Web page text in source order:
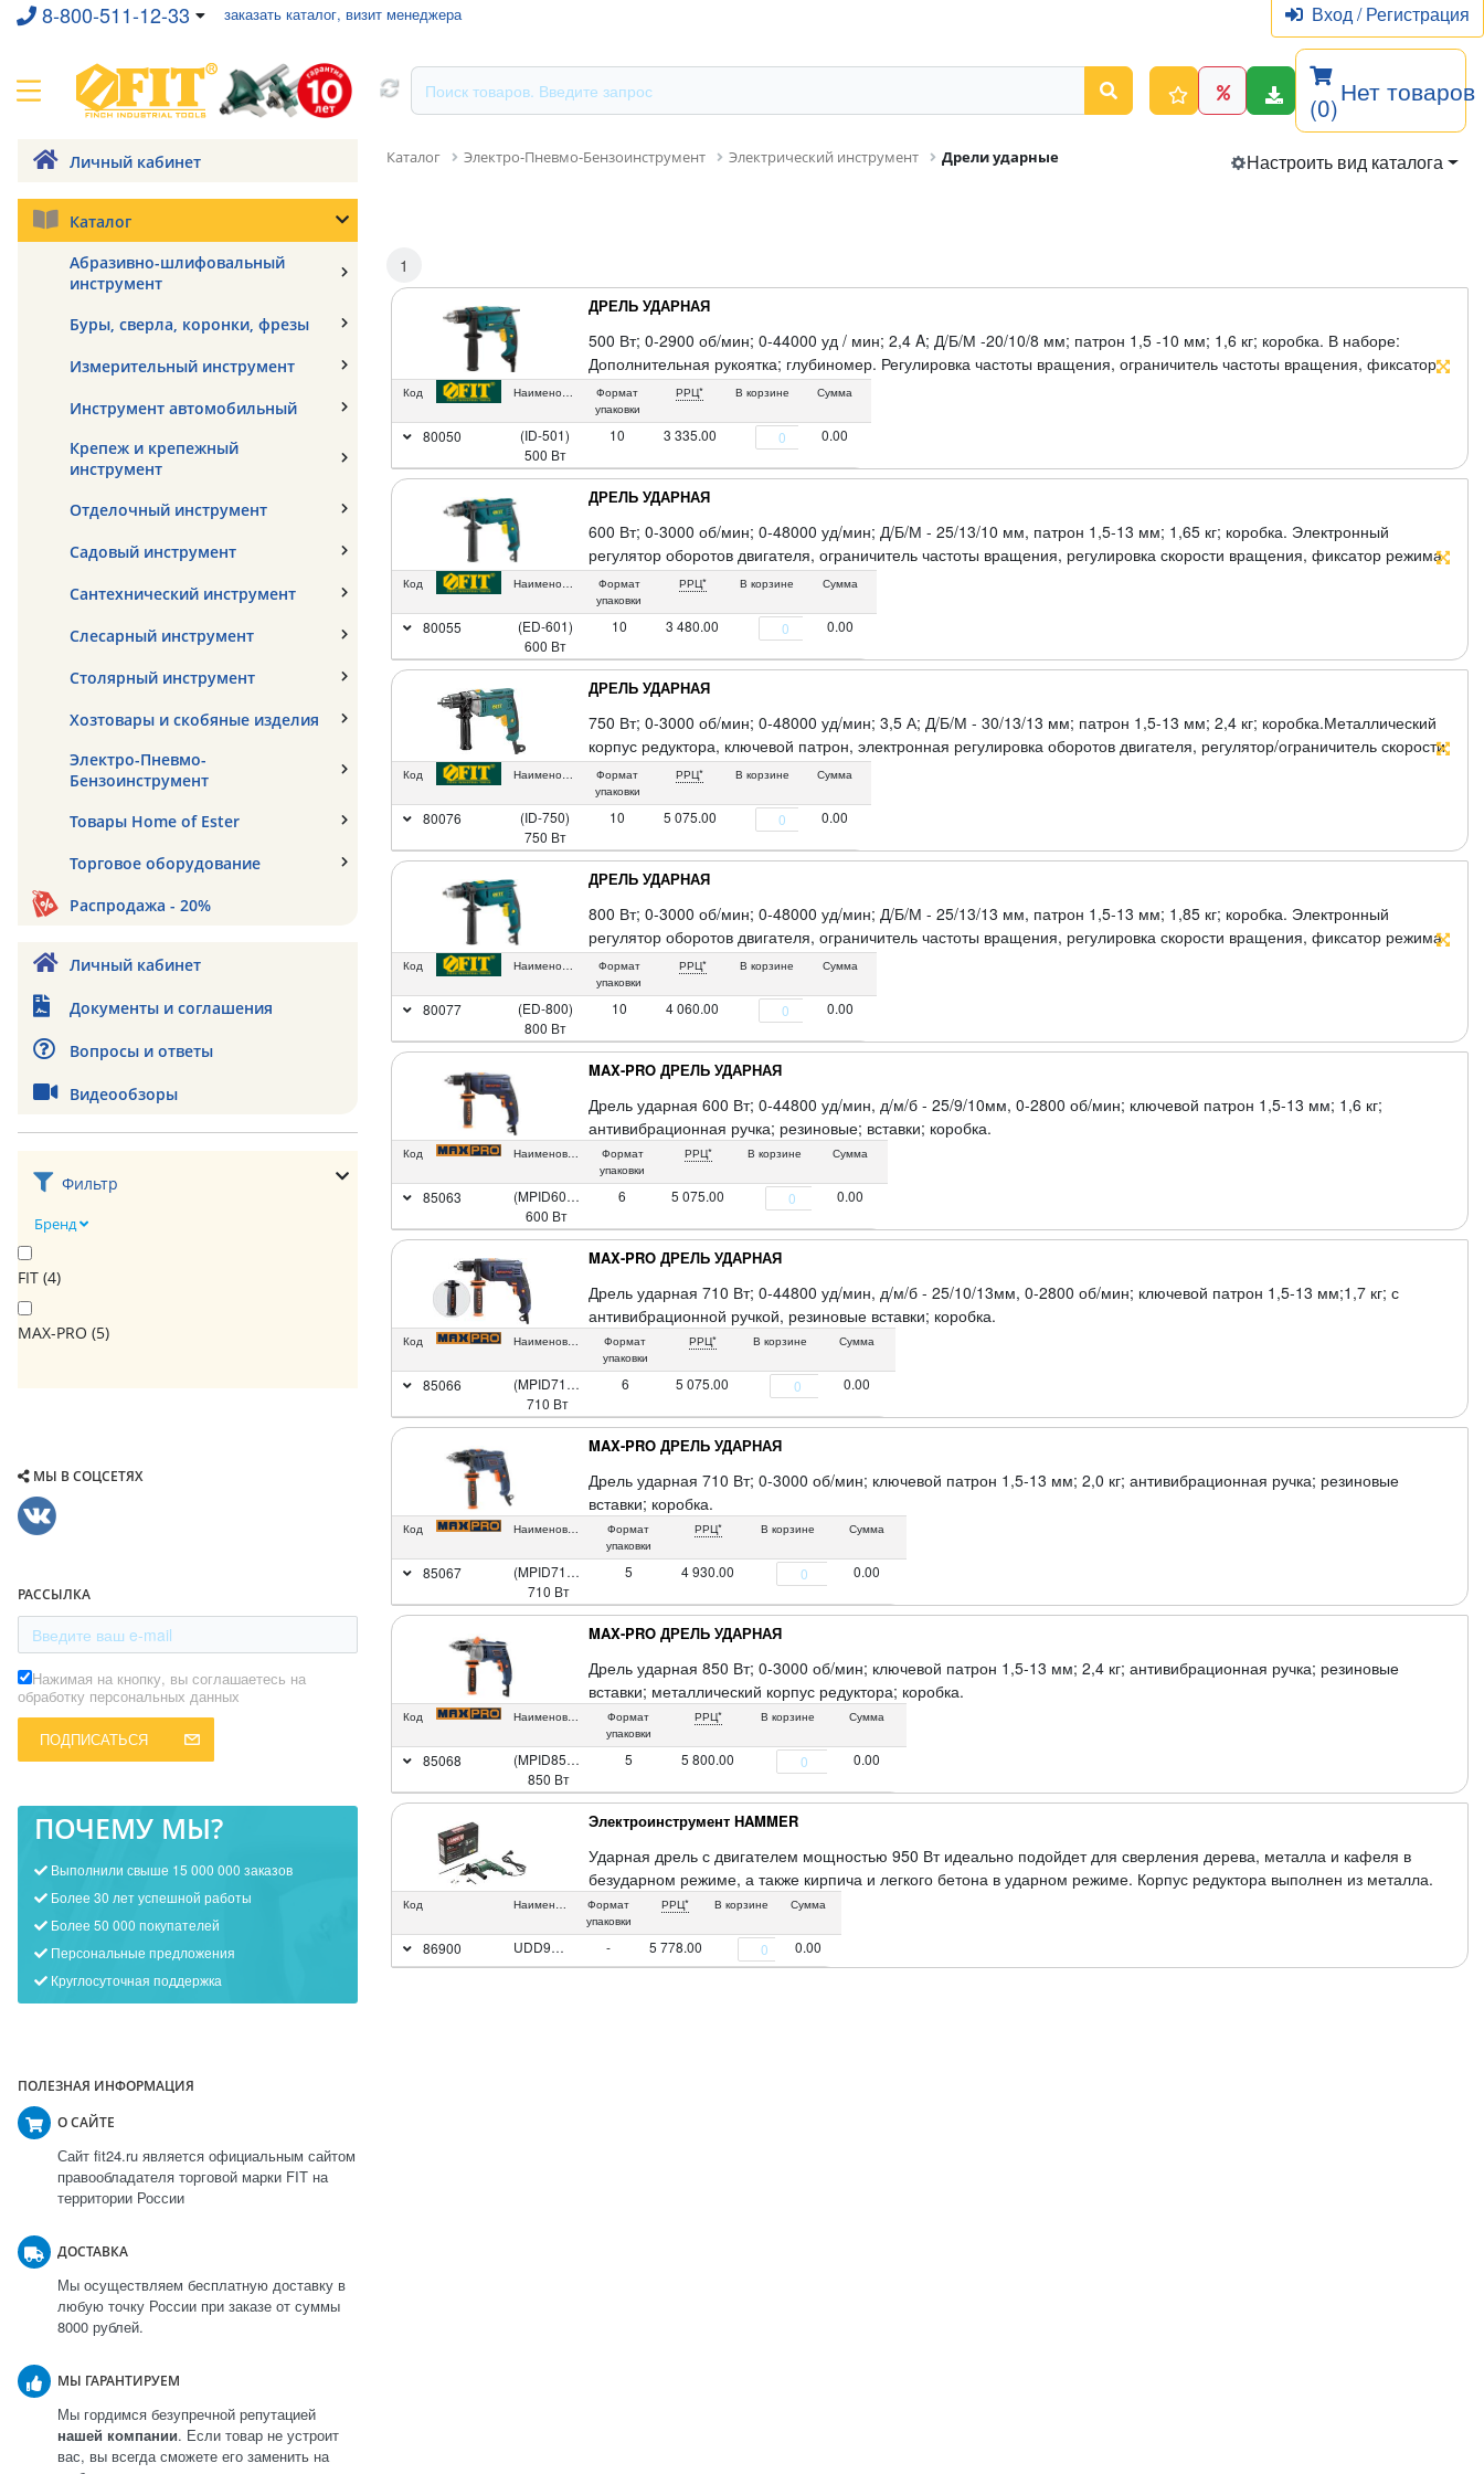
8-800-511-12-33 заказать каталог, визит менеджера Вход/Регистрация
(0)Нет товаров
Личный кабинет
Каталог
Абразивно-шлифовальный
инструмент
Буры, сверла, коронки, фрезы
Измерительный инструмент
Инструмент автомобильный
Крепеж и крепежный
инструмент
Отделочный инструмент
Садовый инструмент
Сантехнический инструмент
Слесарный инструмент
Столярный инструмент
Хозтовары и скобяные изделия
Электро-Пневмо-
Бензоинструмент
Товары Home of Ester
Торговое оборудование
Распродажа - 20%
Личный кабинет
Документы и соглашения
Вопросы и ответы
Видеообзоры
Фильтр
Бренд
FIT (4)
MAX-PRO (5)
МЫ В СОЦСЕТЯХ
РАССЫЛКА
Нажимая на кнопку, вы соглашаетесь на
обработку персональных данных
ПОДПИСАТЬСЯ
ПОЧЕМУ МЫ?
Выполнили свыше 15 000 000 заказов
Более 30 лет успешной работы
Более 50 000 покупателей
Персональные предложения
Круглосуточная поддержка
ПОЛЕЗНАЯ ИНФОРМАЦИЯ
О САЙТЕ
Сайт fit24.ru является официальным сайтом
правообладателя торговой марки FIT на
территории России
ДОСТАВКА
Мы осуществляем бесплатную доставку в
любую точку России при заказе от суммы
8000 рублей.
МЫ ГАРАНТИРУЕМ
Мы гордимся безупречной репутацией
нашей компании. Если товар не устроит
вас, вы всегда сможете его заменить на
Каталог Электро-Пневмо-Бензоинструмент Электрический инструмент Дрели ударные Настроить вид каталога
1
ДРЕЛЬ УДАРНАЯ
500 Вт; 0-2900 об/мин; 0-44000 уд / мин; 2,4 A; Д/Б/М -20/10/8 мм; патрон 1,5 -10 мм; 1,6 кг; коробка. В наборе:
Дополнительная рукоятка; глубиномер. Регулировка частоты вращения, ограничитель частоты вращения, фиксатор
режима включения, электрический реверс, резиновые вставки, функция удара, ключевой патрон
Код Наименование
Формат
упаковки
РРЦ* В корзине Сумма
80050
(ID-501)
500 Вт
10 3 335.00 0.00
ДРЕЛЬ УДАРНАЯ
600 Вт; 0-3000 об/мин; 0-48000 уд/мин; Д/Б/М - 25/13/10 мм, патрон 1,5-13 мм; 1,65 кг; коробка. Электронный
регулятор оборотов двигателя, ограничитель частоты вращения, регулировка скорости вращения, фиксатор режима
включения, электрический реверс, дополнительная ручка, ограничитель глубины, функция удара, резиновые
вставки, ключевой патрон.
Код Наименование
Формат
упаковки
РРЦ* В корзине Сумма
80055
(ED-601)
600 Вт
10 3 480.00 0.00
ДРЕЛЬ УДАРНАЯ
750 Вт; 0-3000 об/мин; 0-48000 уд/мин; 3,5 А; Д/Б/М - 30/13/13 мм; патрон 1,5-13 мм; 2,4 кг; коробка.Металлический
корпус редуктора, ключевой патрон, электронная регулировка оборотов двигателя, регулятор/ограничитель скорости
вращения двигателя, реверс, фиксатор выключателя для удобства при длительной работе,ограничитель глубины,
дополнительная рукоятка, резиновые вставки, ударный/безударный режим.
Код Наименование
Формат
упаковки
РРЦ* В корзине Сумма
80076
(ID-750)
750 Вт
10 5 075.00 0.00
ДРЕЛЬ УДАРНАЯ
800 Вт; 0-3000 об/мин; 0-48000 уд/мин; Д/Б/М - 25/13/13 мм, патрон 1,5-13 мм; 1,85 кг; коробка. Электронный
регулятор оборотов двигателя, ограничитель частоты вращения, регулировка скорости вращения, фиксатор режима
включения, электрический реверс, дополнительная ручка, ограничитель глубины, функция удара, резиновые
вставки, ключевой патрон.
Код Наименование
Формат
упаковки
РРЦ* В корзине Сумма
80077
(ED-800)
800 Вт
10 4 060.00 0.00
MAX-PRO ДРЕЛЬ УДАРНАЯ
Дрель ударная 600 Вт; 0-44800 уд/мин, д/м/б - 25/9/10мм, 0-2800 об/мин; ключевой патрон 1,5-13 мм; 1,6 кг;
антивибрационная ручка; резиновые; вставки; коробка.
Код Наименование
Формат
упаковки
РРЦ* В корзине Сумма
85063
(MPID600V)
600 Вт
6 5 075.00 0.00
MAX-PRO ДРЕЛЬ УДАРНАЯ
Дрель ударная 710 Вт; 0-44800 уд/мин, д/м/б - 25/10/13мм, 0-2800 об/мин; ключевой патрон 1,5-13 мм;1,7 кг; с
антивибрационной ручкой, резиновые вставки; коробка.
Код Наименование
Формат
упаковки
РРЦ* В корзине Сумма
85066
(MPID710V1)
710 Вт
6 5 075.00 0.00
MAX-PRO ДРЕЛЬ УДАРНАЯ
Дрель ударная 710 Вт; 0-3000 об/мин; ключевой патрон 1,5-13 мм; 2,0 кг; антивибрационная ручка; резиновые
вставки; коробка.
Код Наименование
Формат
упаковки
РРЦ* В корзине Сумма
85067
(MPID710/13V)
710 Вт
5 4 930.00 0.00
MAX-PRO ДРЕЛЬ УДАРНАЯ
Дрель ударная 850 Вт; 0-3000 об/мин; ключевой патрон 1,5-13 мм; 2,4 кг; антивибрационная ручка; резиновые
вставки; металлический корпус редуктора; коробка.
Код Наименование
Формат
упаковки
РРЦ* В корзине Сумма
85068
(MPID850/13V)
850 Вт
5 5 800.00 0.00
Электроинструмент HAMMER
Ударная дрель с двигателем мощностью 950 Вт идеально подойдет для сверления дерева, металла и кафеля в
безударном режиме, а также кирпича и легкого бетона в ударном режиме. Корпус редуктора выполнен из металла.
Код Наименование
Формат
упаковки
РРЦ* В корзине Сумма
86900 UDD950B - 5 778.00 0.00